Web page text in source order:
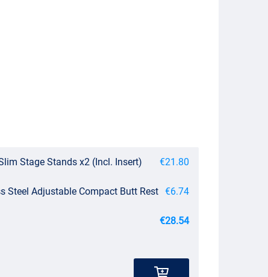
Stage Stands x2 (Incl. Insert) €21.80
Steel Adjustable Compact Butt Rest €6.74
€28.54